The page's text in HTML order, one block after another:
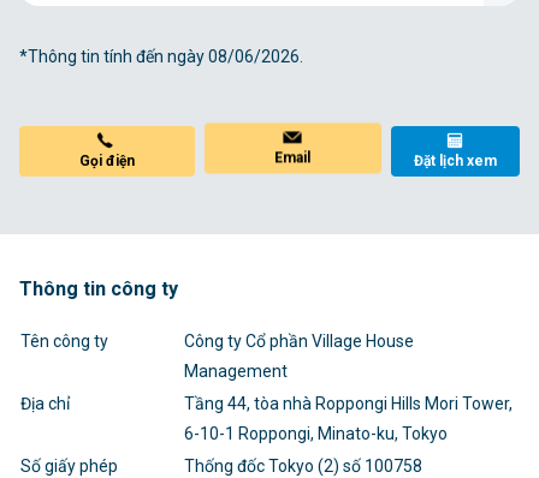
*Thông tin tính đến ngày 08/06/2026.
Gọi điện Email Đặt lịch xem
Thông tin công ty
Tên công ty
Công ty Cổ phần Village House
Management
Địa chỉ
Tầng 44, tòa nhà Roppongi Hills Mori Tower,
6-10-1 Roppongi, Minato-ku, Tokyo
Số giấy phép
Thống đốc Tokyo (2) số 100758